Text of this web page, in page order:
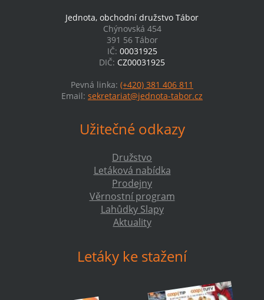
Jednota, obchodní družstvo Tábor
Chýnovská 454
391 56 Tábor
IČ: 00031925
DIČ: CZ00031925
Pevná linka: (+420) 381 406 811
Email: sekretariat@jednota-tabor.cz
Užitečné odkazy
Družstvo
Letáková nabídka
Prodejny
Věrnostní program
Lahůdky Slapy
Aktuality
Letáky ke stažení